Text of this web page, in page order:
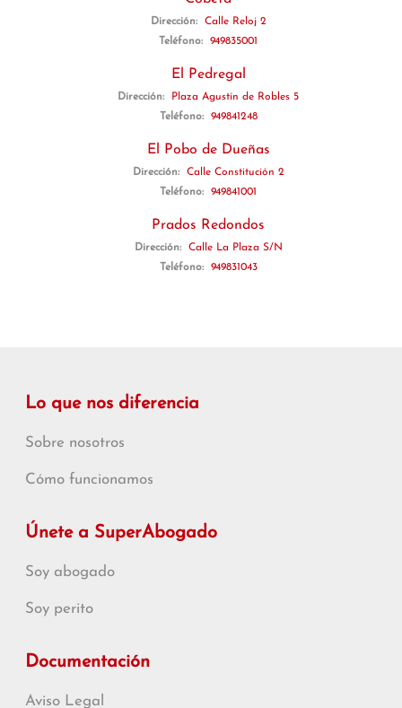
Dirección:
Calle Reloj 2
Teléfono:
949835001
El Pedregal
Dirección:
Plaza Agustín de Robles 5
Teléfono:
949841248
El Pobo de Dueñas
Dirección:
Calle Constitución 2
Teléfono:
949841001
Prados Redondos
Dirección:
Calle La Plaza S/N
Teléfono:
949831043
Lo que nos diferencia
Sobre nosotros
Cómo funcionamos
Únete a SuperAbogado
Soy abogado
Soy perito
Documentación
Aviso Legal